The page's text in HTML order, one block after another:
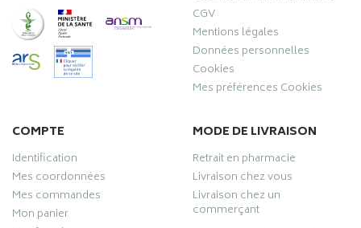
CGV
Mentions légales
Données personnelles
Cookies
Mes préférences Cookies
COMPTE
Identification
Mes coordonnées
Mes commandes
Mon panier
MODE DE LIVRAISON
Retrait en pharmacie
Livraison chez vous
Livraison chez un
commerçant